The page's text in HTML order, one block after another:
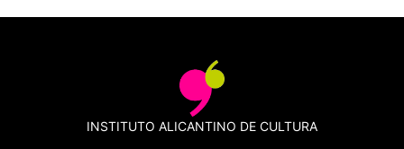
INSTITUTO ALICANTINO DE CULTURA